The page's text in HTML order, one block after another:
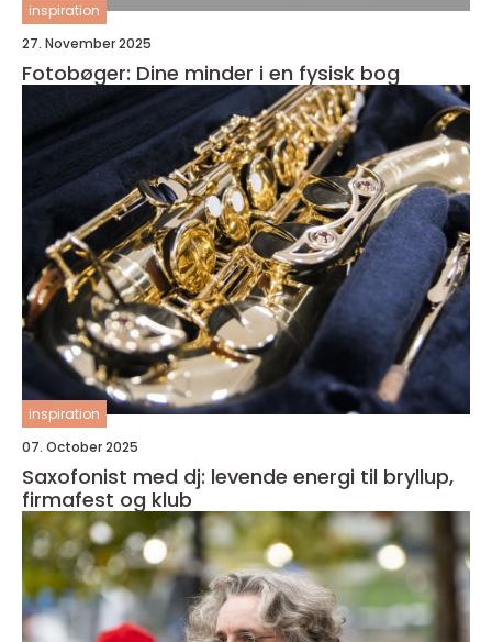
inspiration
27. November 2025
Fotobøger: Dine minder i en fysisk bog
inspiration
07. October 2025
Saxofonist med dj: levende energi til bryllup,
firmafest og klub